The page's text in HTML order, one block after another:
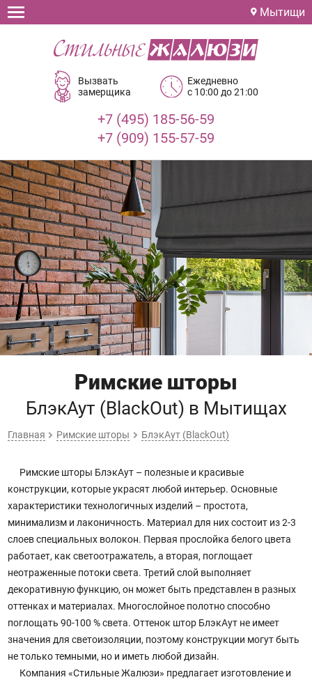
Мытищи
Вызвать
замерщика
Ежедневно
с 10:00 до 21:00
+7 (495) 185-56-59
+7 (909) 155-57-59
Римские шторы
БлэкАут (BlackOut) в Мытищах
Главная Римские шторы БлэкАут (BlackOut)
Римские шторы БлэкАут – полезные и красивые
конструкции, которые украсят любой интерьер. Основные
характеристики технологичных изделий – простота,
минимализм и лаконичность. Материал для них состоит из 2-3
слоев специальных волокон. Первая прослойка белого цвета
работает, как светоотражатель, а вторая, поглощает
неотраженные потоки света. Третий слой выполняет
декоративную функцию, он может быть представлен в разных
оттенках и материалах. Многослойное полотно способно
поглощать 90-100 % света. Оттенок штор БлэкАут не имеет
значения для светоизоляции, поэтому конструкции могут быть
не только темными, но и иметь любой дизайн.
Компания «Стильные Жалюзи» предлагает изготовление и